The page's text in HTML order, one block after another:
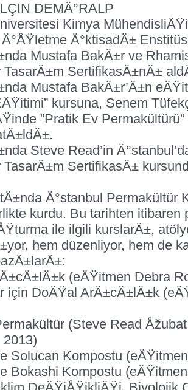
DEMÄ°RALP
Kimya
Ä°ktisadÄ±
Mustafa BakÄ±r ve
TasarÄ±m SertifikasÄ±nÄ±
Mustafa BakÄ±r’Ä±n
kursuna, Senem
”Pratik Ev
Steve Read’in
TasarÄ±m SertifikasÄ±
Ä°stanbul Permakültür
kurdu. Bu tarihten itibaren
ile ilgili kurslarÄ±,
hem düzenliyor, hem de
(eÄŸitmen Debra
için DoÄŸal ArÄ±cÄ±lÄ±k
(Steve Read
Solucan Kompostu
Bokashi Kompostu